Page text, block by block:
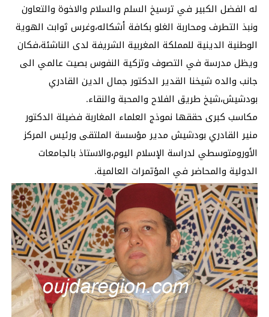
له الفضل الكبير في ترسيخ السلم والسلام والاخوة والتعاون
ونبذ التطرف ومحاربة الغلو بكافة أشكاله،وغرس ثوابت الهوية
الوطنية الدينية للمملكة المغربية الشريفة لدى الناشئة،فكان
ويظل مدرسة في التصوف وتزكية النفوس بصيت عالمي الى
جانب والده شيخنا القدير الدكتور جمال الدين القادري
بودشيش،شيخ طريق الفلاح والمحبة والنقاء.
مكاسب كبرى حققها نموذج العلماء المغاربة فضيلة الدكتور
منير القادري بودشيش مدير مؤسسة الملتقى ورئيس المركز
الأورومتوسطي لدراسة الإسلام اليوم،والاستاذ بالجامعات
الدولية والمحاضر في المؤتمرات العالمية.